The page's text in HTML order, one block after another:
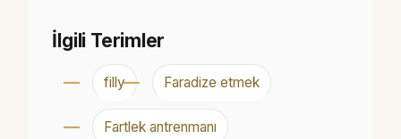
İlgili Terimler
filly Faradize etmek
Fartlek antrenmanı